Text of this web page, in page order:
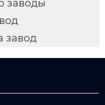
заводы
завод